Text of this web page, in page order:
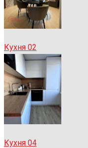
Кухня 02
Кухня 04